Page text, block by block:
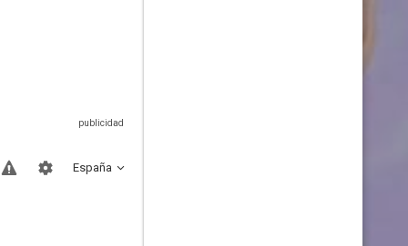
España